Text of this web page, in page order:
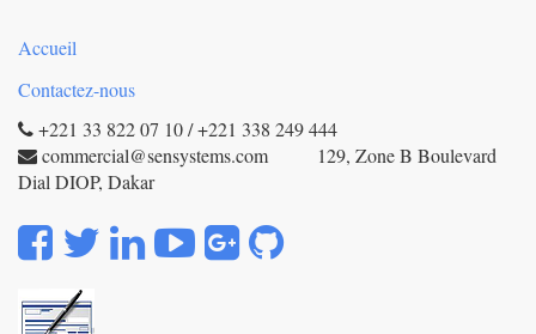
Accueil
Contactez-nous
+221 33 822 07 10 / +221 338 249 444
commercial@sensystems.com 129, Zone B Boulevard
Dial DIOP, Dakar